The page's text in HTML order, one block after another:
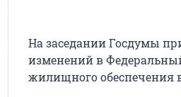
На заседании Госдумы
изменений в
жилищного обеспечения